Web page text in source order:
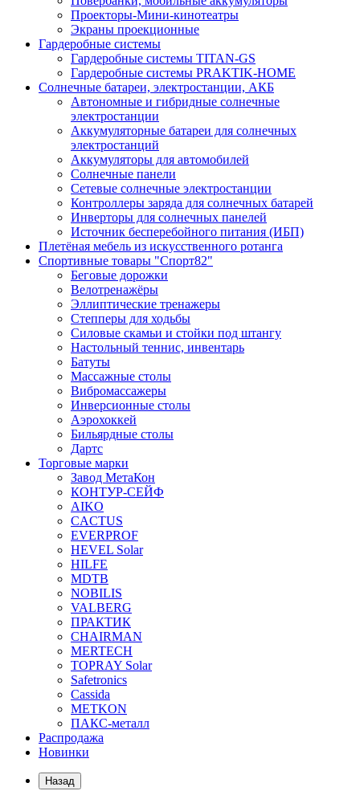
Проекторы-Мини-кинотеатры
Экраны проекционные
Гардеробные системы
Гардеробные системы TITAN-GS
Гардеробные системы PRAKTIK-HOME
Солнечные батареи, электростанции, АКБ
Автономные и гибридные солнечные
электростанции
Аккумуляторные батареи для солнечных
электростанций
Аккумуляторы для автомобилей
Солнечные панели
Сетевые солнечные электростанции
Контроллеры заряда для солнечных батарей
Инверторы для солнечных панелей
Источник бесперебойного питания (ИБП)
Плетёная мебель из искусственного ротанга
Спортивные товары "Спорт82"
Беговые дорожки
Велотренажёры
Эллиптические тренажеры
Степперы для ходьбы
Силовые скамьи и стойки под штангу
Настольный теннис, инвентарь
Батуты
Массажные столы
Вибромассажеры
Инверсионные столы
Аэрохоккей
Бильярдные столы
Дартс
Торговые марки
Завод МетаКон
КОНТУР-СЕЙФ
AIKO
CACTUS
EVERPROF
HEVEL Solar
HILFE
MDTB
NOBILIS
VALBERG
ПРАКТИК
CHAIRMAN
MERTECH
TOPRAY Solar
Safetronics
Cassida
METKON
ПАКС-металл
Распродажа
Новинки
Назад